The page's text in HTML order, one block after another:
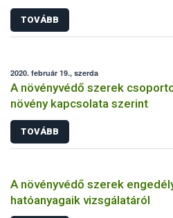
TOVÁBB
2020. február 19., szerda
A növényvédő szerek
növény kapcsolata szerint
TOVÁBB
A növényvédő szerek
hatóanyagaik vizsgálatáról